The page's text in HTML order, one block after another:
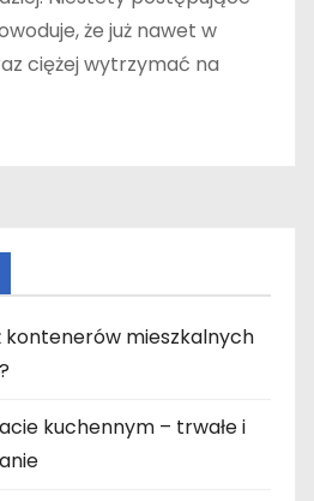
że już nawet w
ciężej wytrzymać na
mieszkalnych
kuchennym – trwałe i